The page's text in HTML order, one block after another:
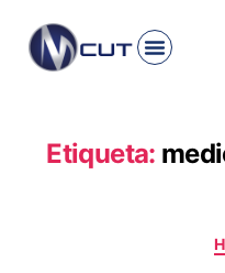
Etiqueta: